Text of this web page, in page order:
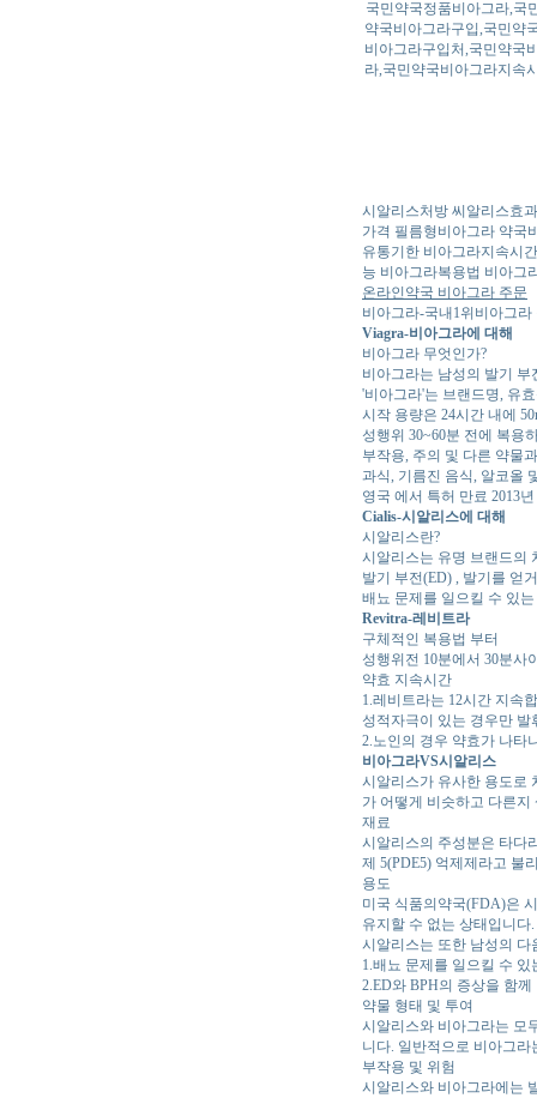
국민약국정품비아그라,국
약국비아그라구입,국민약
비아그라구입처,국민약국
라,국민약국비아그라지속
시알리스처방 씨알리스효
가격 필름형비아그라 약국
유통기한 비아그라지속시
능 비아그라복용법 비아그
온라인약국 비아그라 주문
비아그라-국내1위비아그
Viagra-비아그라에 대해
비아그라 무엇인가?
비아그라는 남성의 발기
'비아그라'는 브랜드명, 유
시작 용량은 24시간 내에
성행위 30~60분 전에 복용
부작용, 주의 및 다른 약물
과식, 기름진 음식, 알코올
영국 에서 특허 만료 2013
Cialis-시알리스에 대해
시알리스란?
시알리스는 유명 브랜드의
발기 부전(ED) , 발기를 얻
배뇨 문제를 일으킬 수 있
Revitra-레비트라
구체적인 복용법 부터
성행위전 10분에서 30분사
약효 지속시간
1.레비트라는 12시간 지속
성적자극이 있는 경우만 발
2.노인의 경우 약효가 나타
비아그라VS시알리스
시알리스가 유사한 용도로
가 어떻게 비슷하고 다른지
재료
시알리스의 주성분은 타다
제 5(PDE5) 억제제라고 불
용도
미국 식품의약국(FDA)은
유지할 수 없는 상태입니다.
시알리스는 또한 남성의
1.배뇨 문제를 일으킬 수
2.ED와 BPH의 증상을 함께
약물 형태 및 투여
시알리스와 비아그라는 모
니다. 일반적으로 비아그
부작용 및 위험
시알리스와 비아그라에는